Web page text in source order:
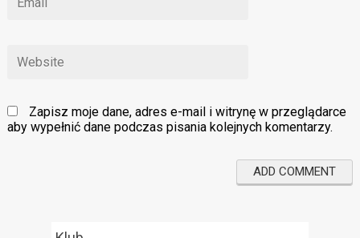
Zapisz moje dane, adres e-mail i witrynę w przeglądarce
aby wypełnić dane podczas pisania kolejnych komentarzy.